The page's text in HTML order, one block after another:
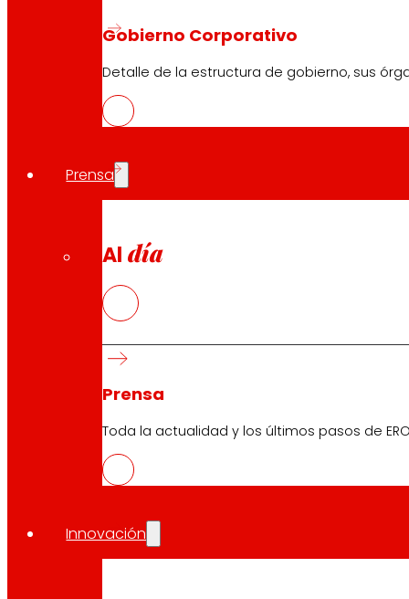
Gobierno Corporativo
Detalle de la estructura de gobierno, sus
Prensa
Al día
Prensa
Toda la actualidad y los últimos pasos de
Innovación
Tiendas EROSKI
Buscador de tiendas
Apertura en festivos
Descanso
Electrónica
Financiación
Tarjeta EROSKI club Mastercard
Atención al Cliente
Tiendas online
Retiradas de producto